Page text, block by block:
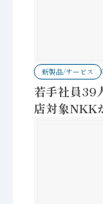
新製品/サービス
若手社員39
店対象NKK